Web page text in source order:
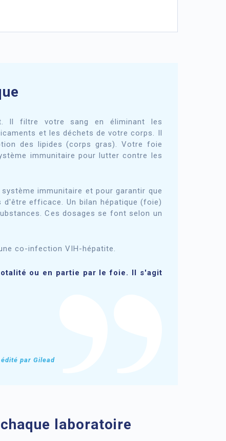
Il filtre votre sang en éliminant les
et les déchets de votre corps. Il
des lipides (corps gras). Votre foie
immunitaire pour lutter contre les
immunitaire et pour garantir que
efficace. Un bilan hépatique (foie)
Ces dosages se font selon un
co-infection VIH-hépatite.
ou en partie par le foie. Il s'agit
par Gilead
laboratoire